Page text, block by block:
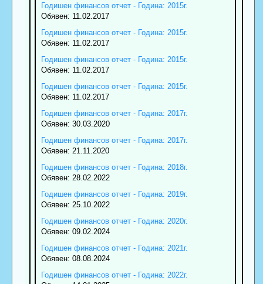
Годишен финансов отчет - Година: 2015г.
Обявен: 11.02.2017
Годишен финансов отчет - Година: 2015г.
Обявен: 11.02.2017
Годишен финансов отчет - Година: 2015г.
Обявен: 11.02.2017
Годишен финансов отчет - Година: 2015г.
Обявен: 11.02.2017
Годишен финансов отчет - Година: 2017г.
Обявен: 30.03.2020
Годишен финансов отчет - Година: 2017г.
Обявен: 21.11.2020
Годишен финансов отчет - Година: 2018г.
Обявен: 28.02.2022
Годишен финансов отчет - Година: 2019г.
Обявен: 25.10.2022
Годишен финансов отчет - Година: 2020г.
Обявен: 09.02.2024
Годишен финансов отчет - Година: 2021г.
Обявен: 08.08.2024
Годишен финансов отчет - Година: 2022г.